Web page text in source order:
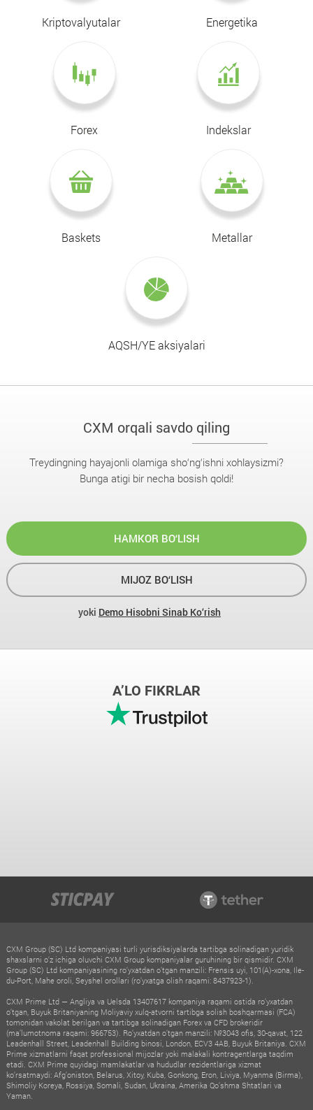
Kriptovalyutalar Energetika
Forex Indekslar
Baskets Metallar
AQSH/YE aksiyalari
CXM orqali savdo qiling
Treydingning hayajonli olamiga sho‘ng‘ishni xohlaysizmi?
Bunga atigi bir necha bosish qoldi!
HAMKOR BO‘LISH
MIJOZ BO‘LISH
yoki Demo Hisobni Sinab Ko‘rish
A’LO FIKRLAR
CXM Group (SC) Ltd kompaniyasi turli yurisdiksiyalarda tartibga solinadigan yuridik
shaxslarni o‘z ichiga oluvchi CXM Group kompaniyalar guruhining bir qismidir. CXM
Group (SC) Ltd kompaniyasining ro‘yxatdan o‘tgan manzili: Frensis uyi, 101(A)-xona, Ile-
du-Port, Mahe oroli, Seyshel orollari (ro‘yxatga olish raqami: 8437923-1).
CXM Prime Ltd — Angliya va Uelsda 13407617 kompaniya raqami ostida ro‘yxatdan
o‘tgan, Buyuk Britaniyaning Moliyaviy xulq-atvorni tartibga solish boshqarmasi (FCA)
tomonidan vakolat berilgan va tartibga solinadigan Forex va CFD brokeridir
(ma’lumotnoma raqami: 966753). Ro‘yxatdan o‘tgan manzili: №3043 ofis, 30-qavat, 122
Leadenhall Street, Leadenhall Building binosi, London, ECV3 4AB, Buyuk Britaniya. CXM
Prime xizmatlarni faqat professional mijozlar yoki malakali kontragentlarga taqdim
etadi. CXM Prime quyidagi mamlakatlar va hududlar rezidentlariga xizmat
ko‘rsatmaydi: Afg‘oniston, Belarus, Xitoy, Kuba, Gonkong, Eron, Liviya, Myanma (Birma),
Shimoliy Koreya, Rossiya, Somali, Sudan, Ukraina, Amerika Qo‘shma Shtatlari va
Yaman.